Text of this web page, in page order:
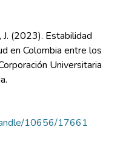
J. (2023). Estabilidad
en Colombia entre los
Universitaria
10656/17661